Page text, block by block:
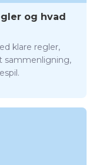
og hvad
klare regler,
sammenligning,